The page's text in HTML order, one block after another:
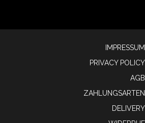
IMPRESSUM
PRIVACY POLICY
AGB
ZAHLUNGSARTEN
DELIVERY